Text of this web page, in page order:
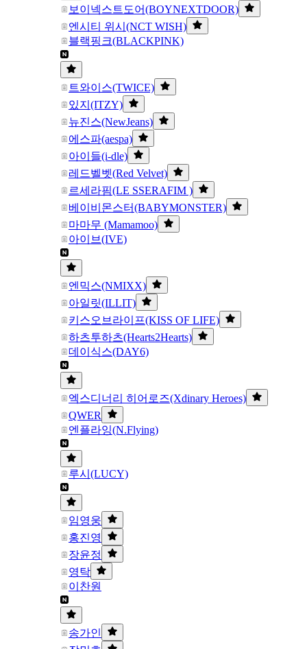
보이넥스트도어(BOYNEXTDOOR)
엔시티 위시(NCT WISH)
블랙핑크(BLACKPINK)
트와이스(TWICE)
있지(ITZY)
뉴진스(NewJeans)
에스파(aespa)
아이들(i-dle)
레드벨벳(Red Velvet)
르세라핌(LE SSERAFIM )
베이비몬스터(BABYMONSTER)
마마무 (Mamamoo)
아이브(IVE)
엔믹스(NMIXX)
아일릿(ILLIT)
키스오브라이프(KISS OF LIFE)
하츠투하츠(Hearts2Hearts)
데이식스(DAY6)
엑스디너리 히어로즈(Xdinary Heroes)
QWER
엔플라잉(N.Flying)
루시(LUCY)
임영웅
홍진영
장윤정
영탁
이찬원
송가인